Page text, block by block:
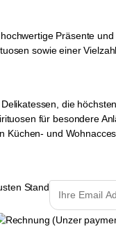
Präsente
sowie einer
die
für besondere
und
Stand